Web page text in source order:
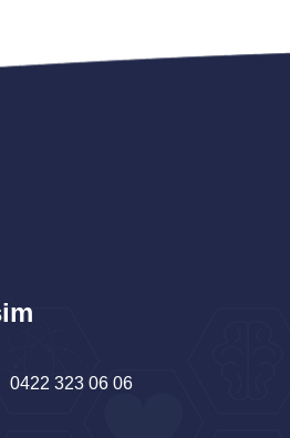
0422 323 06 06